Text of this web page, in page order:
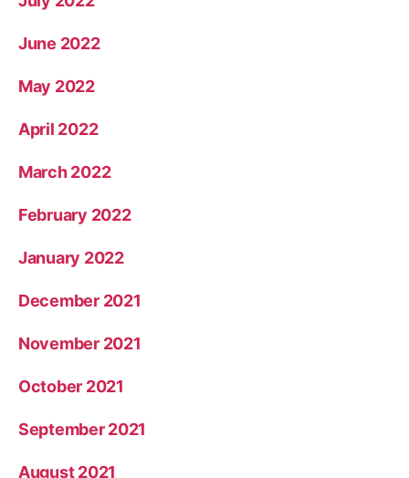
June 2022
May 2022
April 2022
March 2022
February 2022
January 2022
December 2021
November 2021
October 2021
September 2021
August 2021